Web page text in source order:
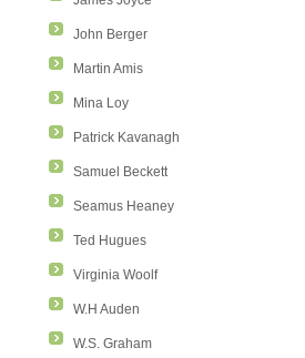
John Berger
Martin Amis
Mina Loy
Patrick Kavanagh
Samuel Beckett
Seamus Heaney
Ted Hugues
Virginia Woolf
W.H Auden
W.S. Graham